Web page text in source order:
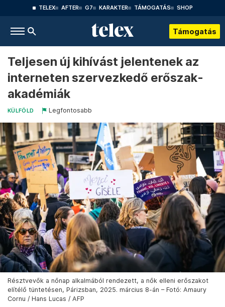
TELEX AFTER G7 KARAKTER TÁMOGATÁS SHOP
Támogatás
Teljesen új kihívást jelentenek az
interneten szervezkedő erőszak-
akadémiák
KÜLFÖLD Legfontosabb
Résztvevők a nőnap alkalmából rendezett, a nők elleni erőszakot
elítélő tüntetésen, Párizsban, 2025. március 8-án – Fotó: Amaury
Cornu / Hans Lucas / AFP